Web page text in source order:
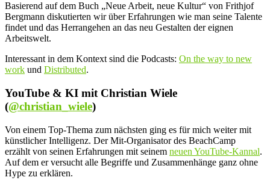
Basierend auf dem Buch „Neue Arbeit, neue Kultur“ von Frithjof
Bergmann diskutierten wir über Erfahrungen wie man seine Talente
findet und das Herrangehen an das neu Gestalten der eignen
Arbeitswelt.
Interessant in dem Kontext sind die Podcasts: On the way to new
work und Distributed.
YouTube & KI mit Christian Wiele
(@christian_wiele)
Von einem Top-Thema zum nächsten ging es für mich weiter mit
künstlicher Intelligenz. Der Mit-Organisator des BeachCamp
erzählt von seinen Erfahrungen mit seinem neuen YouTube-Kannal.
Auf dem er versucht alle Begriffe und Zusammenhänge ganz ohne
Hype zu erklären.